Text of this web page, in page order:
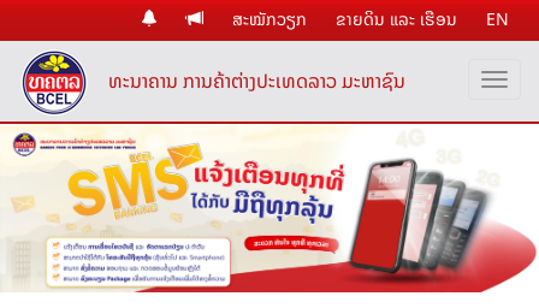
ສະໝັກວຽກ ຂາຍດິນ ແລະ ເຮືອນ EN
ທະນາຄານ ການຄ້າຕ່າງປະເທດລາວ ມະຫາຊົນ